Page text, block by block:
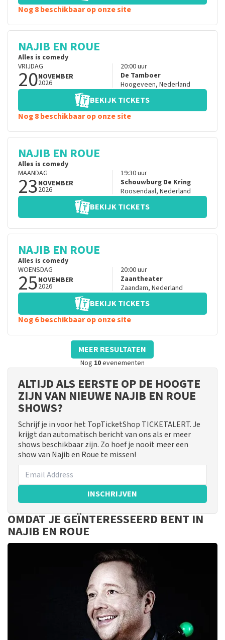
Nog 8 beschikbaar op onze site
NAJIB EN ROUE
Alles is comedy
VRIJDAG
20NOVEMBER
2026
20:00uur
De Tamboer
Hoogeveen, Nederland
BEKIJK TICKETS
Nog 8 beschikbaar op onze site
NAJIB EN ROUE
Alles is comedy
MAANDAG
23NOVEMBER
2026
19:30uur
Schouwburg De Kring
Roosendaal, Nederland
BEKIJK TICKETS
NAJIB EN ROUE
Alles is comedy
WOENSDAG
25NOVEMBER
2026
20:00uur
Zaantheater
Zaandam, Nederland
BEKIJK TICKETS
Nog 6 beschikbaar op onze site
MEER RESULTATEN
Nog 10evenementen
ALTIJD ALS EERSTE OP DE HOOGTE
ZIJN VAN NIEUWE NAJIB EN ROUE
SHOWS?
Schrijf je in voor het TopTicketShop TICKETALERT. Je
krijgt dan automatisch bericht van ons als er meer
shows beschikbaar zijn. Zo hoef je nooit meer een
show van Najib en Roue te missen!
INSCHRIJVEN
OMDAT JE GEÏNTERESSEERD BENT IN
NAJIB EN ROUE